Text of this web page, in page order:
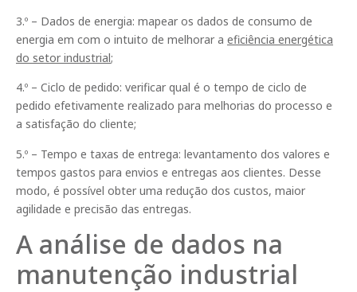
3.º – Dados de energia: mapear os dados de consumo de
energia em com o intuito de melhorar a eficiência energética
do setor industrial;
4.º – Ciclo de pedido: verificar qual é o tempo de ciclo de
pedido efetivamente realizado para melhorias do processo e
a satisfação do cliente;
5.º – Tempo e taxas de entrega: levantamento dos valores e
tempos gastos para envios e entregas aos clientes. Desse
modo, é possível obter uma redução dos custos, maior
agilidade e precisão das entregas.
A análise de dados na
manutenção industrial